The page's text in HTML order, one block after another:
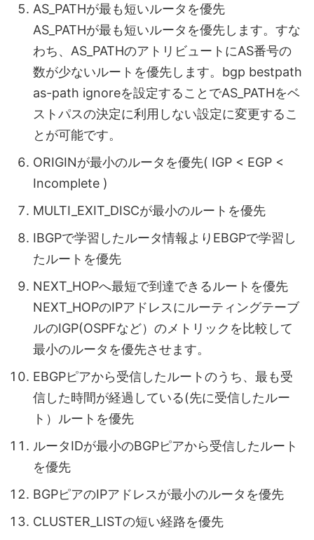
AS_PATHが最も短いルータを優先
AS_PATHが最も短いルータを優先します。すな
わち、AS_PATHのアトリビュートにAS番号の
数が少ないルートを優先します。bgp bestpath
as-path ignoreを設定することでAS_PATHをベ
ストパスの決定に利用しない設定に変更するこ
とが可能です。
ORIGINが最小のルータを優先( IGP < EGP <
Incomplete )
MULTI_EXIT_DISCが最小のルートを優先
IBGPで学習したルータ情報よりEBGPで学習し
たルートを優先
NEXT_HOPへ最短で到達できるルートを優先
NEXT_HOPのIPアドレスにルーティングテーブ
ルのIGP(OSPFなど）のメトリックを比較して
最小のルータを優先させます。
EBGPピアから受信したルートのうち、最も受
信した時間が経過している(先に受信したルー
ト）ルートを優先
ルータIDが最小のBGPピアから受信したルート
を優先
BGPピアのIPアドレスが最小のルータを優先
CLUSTER_LISTの短い経路を優先